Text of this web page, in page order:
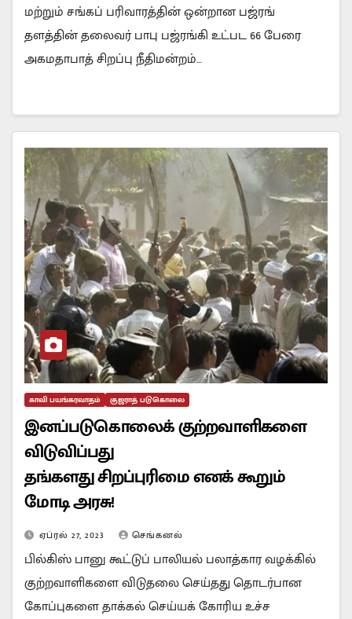
மற்றும் சங்கப் பரிவாரத்தின் ஒன்றான பஜ்ரங்
தளத்தின் தலைவர் பாபு பஜ்ரங்கி உட்பட 66 பேரை
அகமதாபாத் சிறப்பு நீதிமன்றம்…
காவி பயங்கரவாதம் குஜராத் படுகொலை
இனப்படுகொலைக் குற்றவாளிகளை
விடுவிப்பது
தங்களது சிறப்புரிமை எனக் கூறும்
மோடி அரசு!
ஏப்ரல் 27, 2023 செங்கனல்
பில்கிஸ் பானு கூட்டுப் பாலியல் பலாத்கார வழக்கில்
குற்றவாளிகளை விடுதலை செய்தது தொடர்பான
கோப்புகளை தாக்கல் செய்யக் கோரிய உச்ச